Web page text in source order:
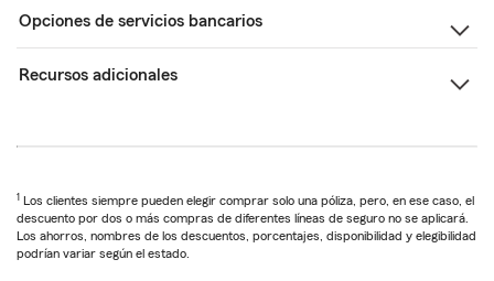
Opciones de servicios bancarios
Recursos adicionales
1 Los clientes siempre pueden elegir comprar solo una póliza, pero, en ese caso, el
descuento por dos o más compras de diferentes líneas de seguro no se aplicará.
Los ahorros, nombres de los descuentos, porcentajes, disponibilidad y elegibilidad
podrían variar según el estado.